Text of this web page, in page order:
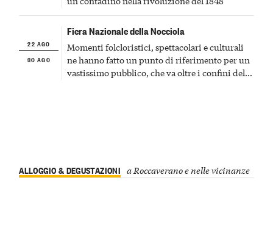
22 AGO
30 AGO
Fiera Nazionale della Nocciola
Momenti folcloristici, spettacolari e culturali
ne hanno fatto un punto di riferimento per un
vastissimo pubblico, che va oltre i confini del
ALLOGGIO & DEGUSTAZIONI a Roccaverano e nelle vicinanze